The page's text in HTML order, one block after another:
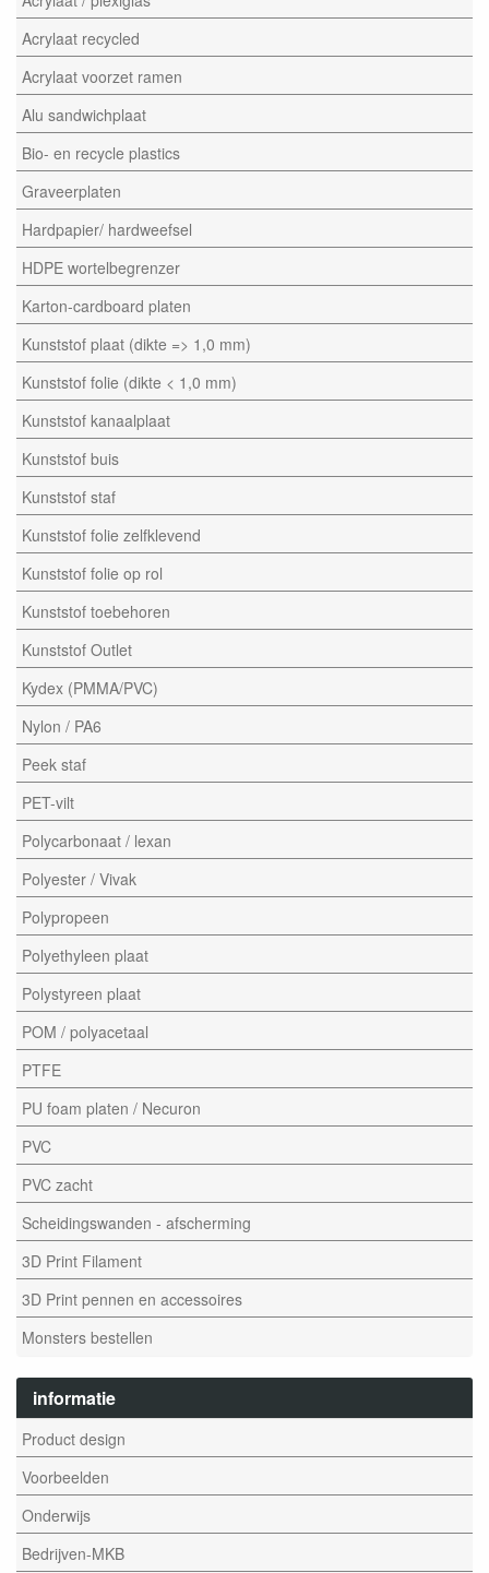
Acrylaat recycled
Acrylaat voorzet ramen
Alu sandwichplaat
Bio- en recycle plastics
Graveerplaten
Hardpapier/ hardweefsel
HDPE wortelbegrenzer
Karton-cardboard platen
Kunststof plaat (dikte => 1,0 mm)
Kunststof folie (dikte < 1,0 mm)
Kunststof kanaalplaat
Kunststof buis
Kunststof staf
Kunststof folie zelfklevend
Kunststof folie op rol
Kunststof toebehoren
Kunststof Outlet
Kydex (PMMA/PVC)
Nylon / PA6
Peek staf
PET-vilt
Polycarbonaat / lexan
Polyester / Vivak
Polypropeen
Polyethyleen plaat
Polystyreen plaat
POM / polyacetaal
PTFE
PU foam platen / Necuron
PVC
PVC zacht
Scheidingswanden - afscherming
3D Print Filament
3D Print pennen en accessoires
Monsters bestellen
informatie
Product design
Voorbeelden
Onderwijs
Bedrijven-MKB